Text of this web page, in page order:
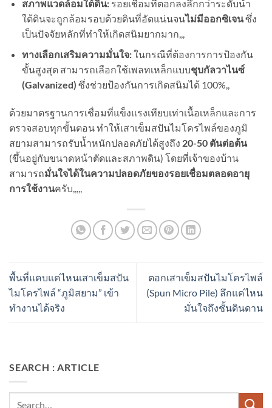
สภาพแวดล้อมใต้ดิน:รอยเชื่อมที่ตอกลงลึกกว่าระดับน้ำ
ใต้ดินจะถูกล้อมรอบด้วยดินที่อัดแน่นจนไม่มีออกซิเจนซึ่ง
เป็นปัจจัยหลักที่ทำให้เกิดสนิมยากมาก,,,
ทางเลือกเสริมความมั่นใจ:ในกรณีที่ต้องการการป้องกัน
ขั้นสูงสุด สามารถเลือกใช้เพลทเหล็กแบบชุบกัลวาไนซ์
(Galvanized) ซึ่งช่วยป้องกันการเกิดสนิมได้ 100%,,
ด้วยมาตรฐานการเชื่อมที่แข็งแรงเทียบเท่าเนื้อเหล็กและการ
ตรวจสอบทุกขั้นตอน ทำให้เสาเข็มสปันไมโครไพล์ของภูมิ
สยามสามารถรับน้ำหนักปลอดภัยได้สูงถึง 20-50 ตันต่อต้น
(ขึ้นอยู่กับขนาดหน้าตัดและสภาพดิน) โดยที่เจ้าของบ้าน
สามารถมั่นใจได้ในความปลอดภัยของรอยเชื่อมตลอดอายุ
การใช้งานครับ,,,,,
พื้นที่แคบแค่ไหนเสาเข็มสปัน
ไมโครไพล์ “ภูมิสยาม” เข้า
ทำงานได้จริง
ตอกเสาเข็มสปันไมโครไพล์
(Spun Micro Pile) ลึกแค่ไหน
มั่นใจถึงชั้นดินดาน
SEARCH : ARTICLE